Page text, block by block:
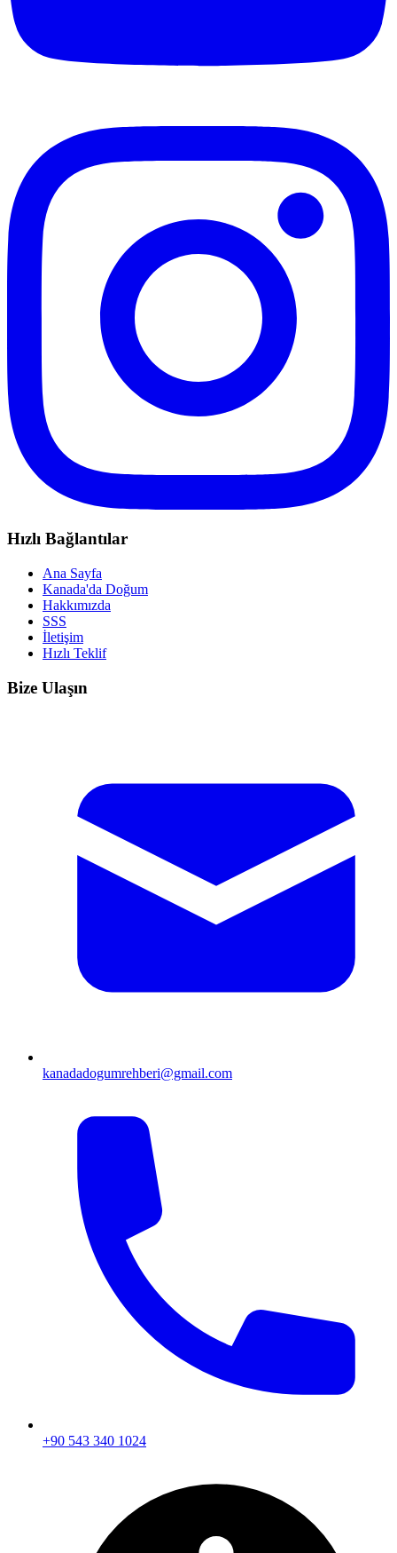
Hızlı Bağlantılar
Ana Sayfa
Kanada'da Doğum
Hakkımızda
SSS
İletişim
Hızlı Teklif
Bize Ulaşın
kanadadogumrehberi@gmail.com
+90 543 340 1024